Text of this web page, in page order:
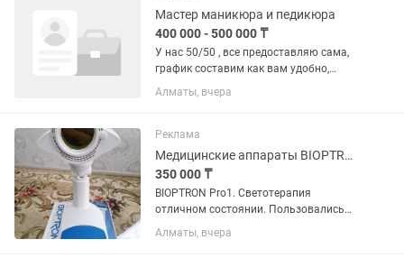
Мастер маникюра и педикюра
400 000 - 500 000 ₸
У нас 50/50 , все предоставляю сама,
график составим как вам удобно,
главное приходить вовремя и
аккуратно делать работу. ГРАФИК 5/2
только аппарат и лампа
Алматы, вчера
Реклама
Медицинские аппараты BIOPTRON Pro1
350 000 ₸
BIOPTRON Pro1. Светотерапия
отличном состоянии. Пользовались
только семья.
Алматы, вчера